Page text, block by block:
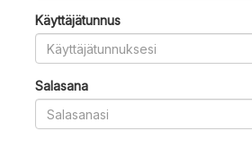
Käyttäjätunnus
Salasana